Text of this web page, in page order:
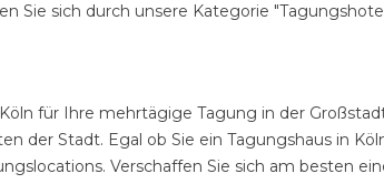
Sie sich durch unsere Kategorie
für Ihre mehrtägige Tagung in der
der Stadt. Egal ob Sie ein Tagungshaus in
Verschaffen Sie sich am besten